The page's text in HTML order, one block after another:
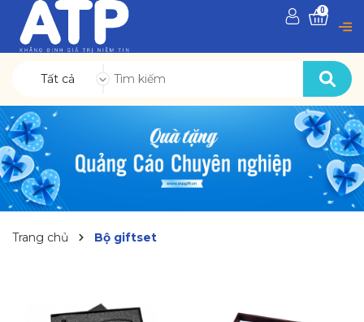
Tất cả
0
Trang chủ Bộ giftset